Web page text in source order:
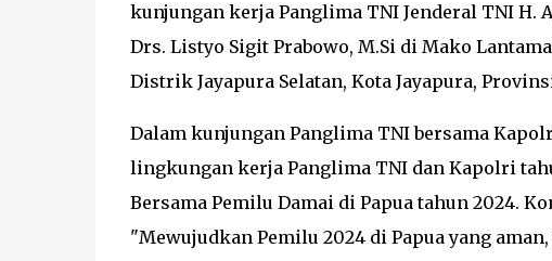
kunjungan kerja Panglima TNI Jenderal TNI H.
Drs. Listyo Sigit Prabowo, M.Si di Mako
Distrik Jayapura Selatan, Kota Jayapura,
Dalam kunjungan Panglima TNI bersama
lingkungan kerja Panglima TNI dan Kapolri
Bersama Pemilu Damai di Papua tahun 2024.
"Mewujudkan Pemilu 2024 di Papua yang